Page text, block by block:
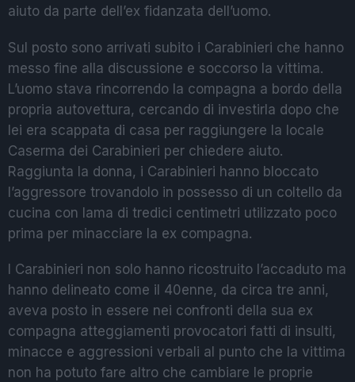
aiuto da parte dell’ex fidanzata dell’uomo.
Sul posto sono arrivati subito i Carabinieri che hanno
messo fine alla discussione e soccorso la vittima.
L’uomo stava rincorrendo la compagna a bordo della
propria autovettura, cercando di investirla dopo che
lei era scappata di casa per raggiungere la locale
Caserma dei Carabinieri per chiedere aiuto.
Raggiunta la donna, i Carabinieri hanno bloccato
l’aggressore trovandolo in possesso di un coltello da
cucina con lama di tredici centimetri utilizzato poco
prima per minacciare la ex compagna.
I Carabinieri non solo hanno ricostruito l’accaduto ma
hanno delineato come il 40enne, da circa tre anni,
aveva posto in essere nei confronti della sua ex
compagna atteggiamenti provocatori fatti di insulti,
minacce e aggressioni verbali al punto che la vittima
non ha potuto fare altro che cambiare le proprie